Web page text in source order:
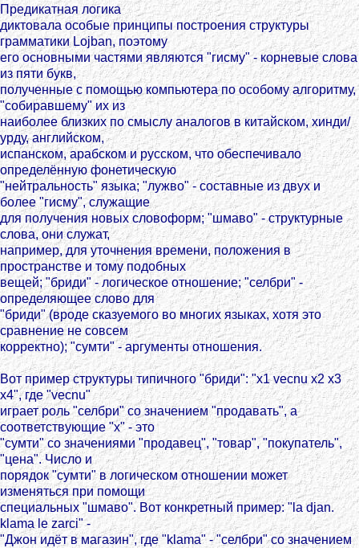
Предикатная логика
диктовала особые принципы построения структуры
грамматики Lojban, поэтому
его основными частями являются "гисму" - корневые слова
из пяти букв,
полученные с помощью компьютера по особому алгоритму,
"собиравшему" их из
наиболее близких по смыслу аналогов в китайском, хинди/
урду, английском,
испанском, арабском и русском, что обеспечивало
определённую фонетическую
"нейтральность" языка; "лужво" - составные из двух и
более "гисму", служащие
для получения новых словоформ; "шмаво" - структурные
слова, они служат,
например, для уточнения времени, положения в
пространстве и тому подобных
вещей; "бриди" - логическое отношение; "селбри" -
определяющее слово для
"бриди" (вроде сказуемого во многих языках, хотя это
сравнение не совсем
корректно); "сумти" - аргументы отношения.
Вот пример структуры типичного "бриди": "x1 vecnu x2 x3
x4", где "vecnu"
играет роль "селбри" со значением "продавать", а
соответствующие "x" - это
"сумти" со значениями "продавец", "товар", "покупатель",
"цена". Число и
порядок "сумти" в логическом отношении может
изменяться при помощи
специальных "шмаво". Вот конкретный пример: "la djan.
klama le zarci" -
"Джон идёт в магазин", где "klama" - "селбри" со значением